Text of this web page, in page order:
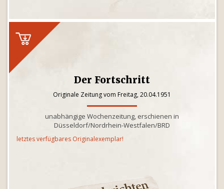
Der Fortschritt
Originale Zeitung vom Freitag, 20.04.1951
unabhängige Wochenzeitung, erschienen in
Düsseldorf/Nordrhein-Westfalen/BRD
letztes verfügbares Originalexemplar!